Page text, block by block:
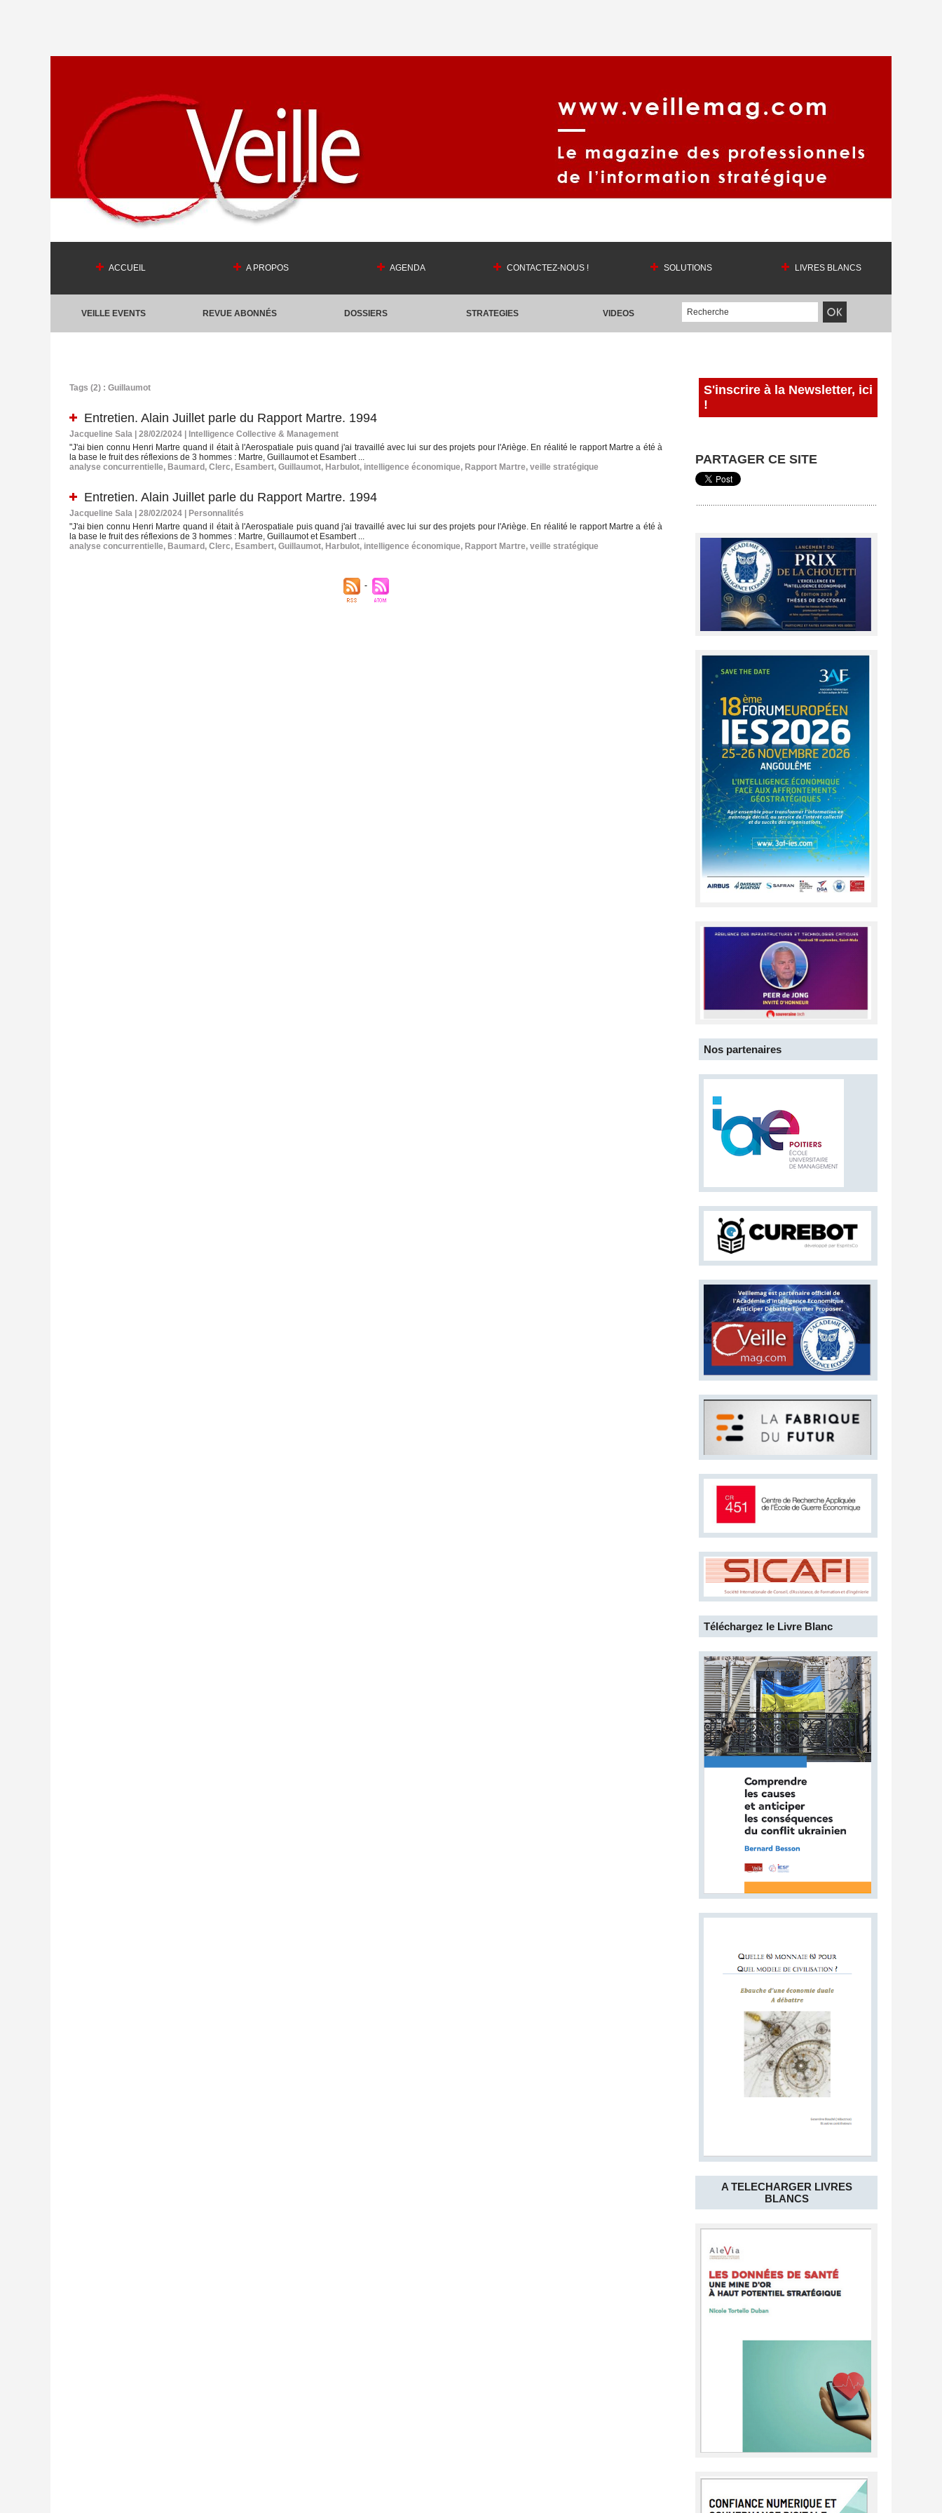
ACCUEIL A PROPOS AGENDA CONTACTEZ-NOUS ! SOLUTIONS LIVRES BLANCS
VEILLE EVENTS REVUE ABONNÉS DOSSIERS STRATEGIES VIDEOS
Tags (2) : Guillaumot
Entretien. Alain Juillet parle du Rapport Martre. 1994
Jacqueline Sala | 28/02/2024
Intelligence Collective & Management
"J'ai bien connu Henri Martre quand il était à l'Aerospatiale puis quand j'ai travaillé avec lui sur des projets pour l'Ariège. En réalité le rapport Martre a été à
la base le fruit des réflexions de 3 hommes : Martre, Guillaumot et Esambert ...
analyse concurrentielle, Baumard , Clerc, Esambert, Guillaumot, Harbulot, intelligence économique, Rapport Martre, veille stratégique
Entretien. Alain Juillet parle du Rapport Martre. 1994
Jacqueline Sala | 28/02/2024
Personnalités
"J'ai bien connu Henri Martre quand il était à l'Aerospatiale puis quand j'ai travaillé avec lui sur des projets pour l'Ariège. En réalité le rapport Martre a été à
la base le fruit des réflexions de 3 hommes : Martre, Guillaumot et Esambert ...
analyse concurrentielle, Baumard , Clerc, Esambert, Guillaumot, Harbulot, intelligence économique, Rapport Martre, veille stratégique
S'inscrire à la Newsletter, ici
!
PARTAGER CE SITE
Nos partenaires
Téléchargez le Livre Blanc
A TELECHARGER LIVRES
BLANCS